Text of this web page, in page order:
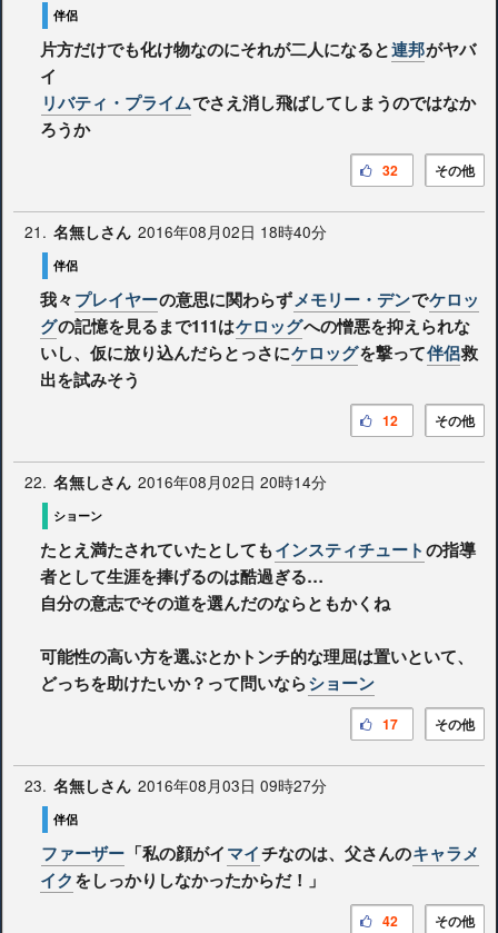
伴侶
片方だけでも化け物なのにそれが二人になると連邦がヤバ
イ
リバティ・プライムでさえ消し飛ばしてしまうのではなか
ろうか
その他
32
21. 名無しさん 2016年08月02日 18時40分
伴侶
我々プレイヤーの意思に関わらずメモリー・デンでケロッ
グの記憶を見るまで111はケロッグへの憎悪を抑えられな
いし、仮に放り込んだらとっさにケロッグを撃って伴侶救
出を試みそう
その他
12
22. 名無しさん 2016年08月02日 20時14分
ショーン
たとえ満たされていたとしてもインスティチュートの指導
者として生涯を捧げるのは酷過ぎる…
自分の意志でその道を選んだのならともかくね
可能性の高い方を選ぶとかトンチ的な理屈は置いといて、
どっちを助けたいか？って問いならショーン
その他
17
23. 名無しさん 2016年08月03日 09時27分
伴侶
ファーザー 「私の顔がイマイチなのは、父さんのキャラメ
イクをしっかりしなかったからだ！」
その他
42